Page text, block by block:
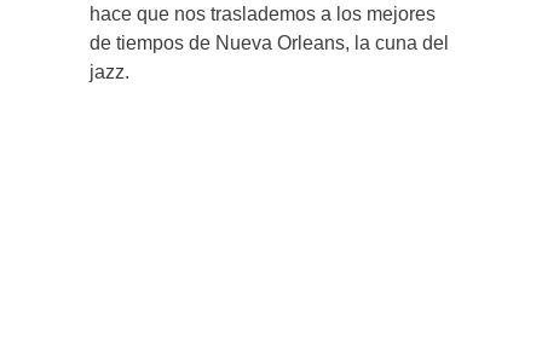
hace que nos traslademos a los mejores
de tiempos de Nueva Orleans, la cuna del
jazz.